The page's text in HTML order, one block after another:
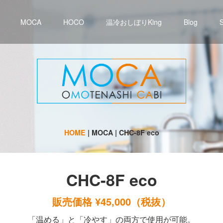
MOCA HOCO 温冷おしぼりKing Blog
HOME | MOCA | CHC-8F eco
CHC-8F eco
販売価格 ¥45,000（税抜）
「温める」と「冷やす」の両方で使用が可能。